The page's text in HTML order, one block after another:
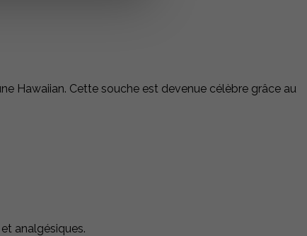
Hawaiian. Cette souche est devenue célèbre grâce au
analgésiques.